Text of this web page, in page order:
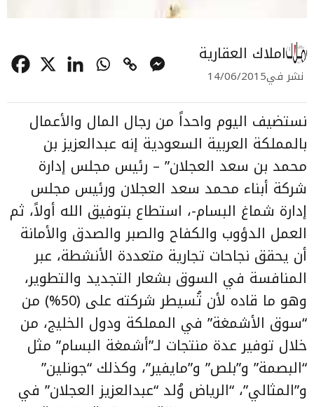
املاك العقارية
نشر في14/06/2015
نستضيف اليوم واحداً من رجال المال والأعمال
بالمملكة العربية السعودية إنه عبدالعزيز بن
محمد بن سعد العجلان” – رئيس مجلس إدارة
شركة أبناء محمد سعد العجلان ورئيس مجلس
إدارة شماغ البسام-، استطاع بتوفيق الله أولاً، ثم
العمل الدؤوب والكفاح والصبر والصدق والأمانة
أن يحقق نجاحات تجارية متعددة الأنشطة، عبر
المنافسة في السوق بشعار التجديد والتطوير،
وهو ما قاده لأن تُسيطر شركته على (50%) من
“سوق الأشمغة” في المملكة ودول الخليج، من
خلال توفير عدة منتجات لـ”أشمغة البسام” مثل
“البصمة” و”بلص” و”مايفير”، وكذلك “جونلين”
و”المثالي”، “الرياض وُلد “عبدالعزيز العجلان” في